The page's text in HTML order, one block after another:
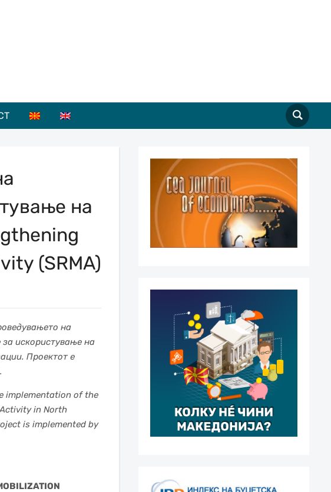
на
(SRMA)
на
искористување на
Проектот е
implementation of the
in North
is implemented by